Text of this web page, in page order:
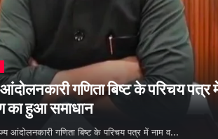
गणिता बिष्ट के परिचय पत्र
का हुआ समाधान
आंदोलनकारी गणिता बिष्ट के परिचय पत्र में नाम व…